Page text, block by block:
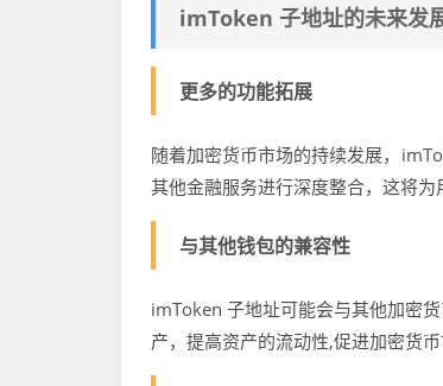
imToken 子地址的未来发
更多的功能拓展
随着加密货币市场的持续发展，
其他金融服务进行深度整合，这将
与其他钱包的兼容性
imToken 子地址可能会与其他加密
产，提高资产的流动性,促进加密货币